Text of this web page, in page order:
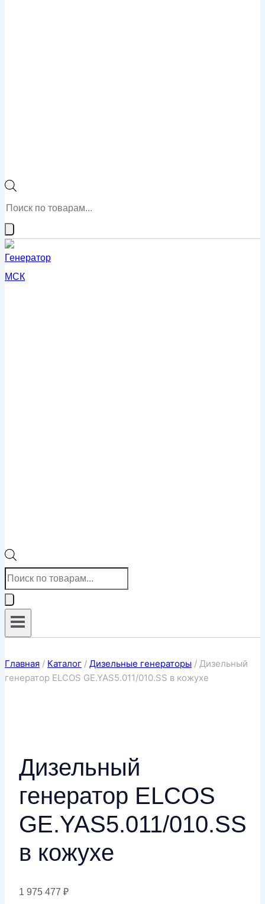
Поиск
товаров
Поиск
товаров
Главная / Каталог / Дизельные генераторы / Дизельный
генератор ELCOS GE.YAS5.011/010.SS в кожухе
Дизельный
генератор ELCOS
GE.YAS5.011/010.SS
в кожухе
1 975 477 ₽